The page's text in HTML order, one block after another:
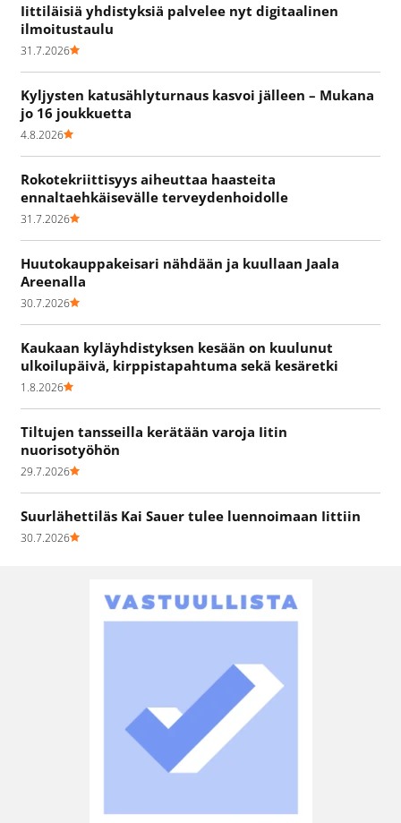
Iittiläisiä yhdistyksiä palvelee nyt digitaalinen
ilmoitustaulu
31.7.2026
Kyljysten katusählyturnaus kasvoi jälleen – Mukana
jo 16 joukkuetta
4.8.2026
Rokotekriittisyys aiheuttaa haasteita
ennaltaehkäisevälle terveydenhoidolle
31.7.2026
Huutokauppakeisari nähdään ja kuullaan Jaala
Areenalla
30.7.2026
Kaukaan kyläyhdistyksen kesään on kuulunut
ulkoilupäivä, kirppistapahtuma sekä kesäretki
1.8.2026
Tiltujen tansseilla kerätään varoja Iitin
nuorisotyöhön
29.7.2026
Suurlähettiläs Kai Sauer tulee luennoimaan Iittiin
30.7.2026